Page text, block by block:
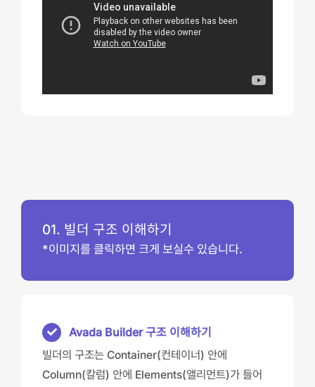
01. 빌더 구조 이해하기
*이미지를 클릭하면 크게 보실수 있습니다.
Avada Builder 구조 이해하기
빌더의 구조는 Container(컨테이너) 안에
Column(칼럼) 안에 Elements(앨리먼트)가 들어